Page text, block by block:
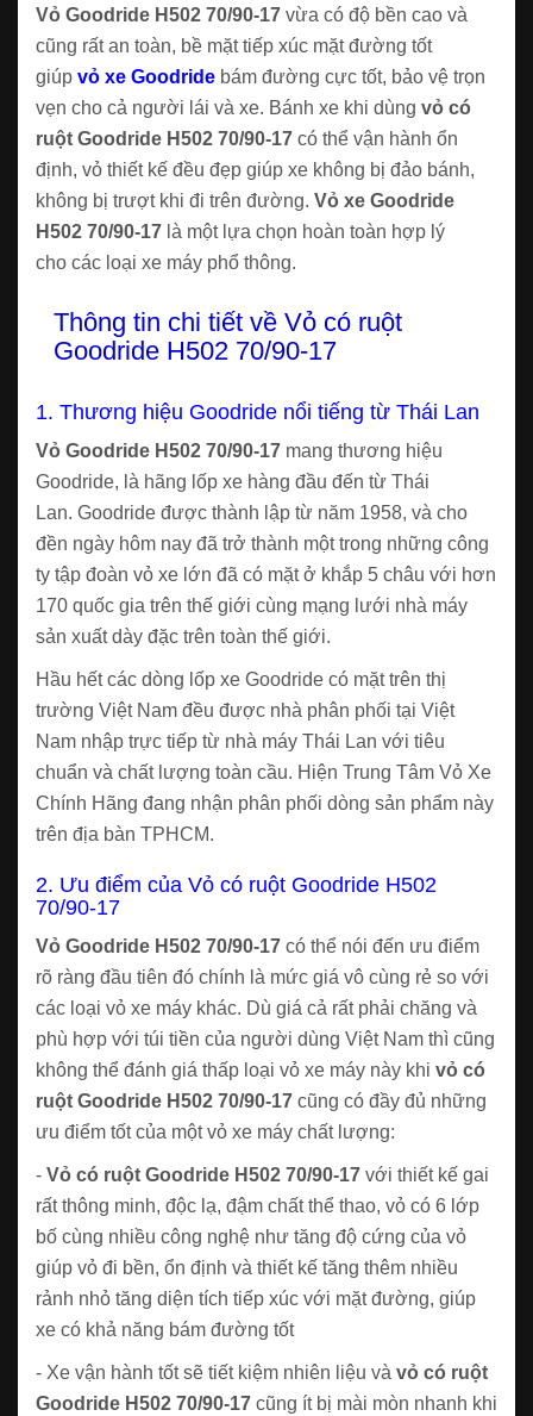
Vỏ Goodride H502 70/90-17 vừa có độ bền cao và
cũng rất an toàn, bề mặt tiếp xúc mặt đường tốt
giúp vỏ xe Goodride bám đường cực tốt, bảo vệ trọn
vẹn cho cả người lái và xe. Bánh xe khi dùng vỏ có
ruột Goodride H502 70/90-17 có thể vận hành ổn
định, vỏ thiết kế đều đẹp giúp xe không bị đảo bánh,
không bị trượt khi đi trên đường. Vỏ xe Goodride
H502 70/90-17 là một lựa chọn hoàn toàn hợp lý
cho các loại xe máy phổ thông.
Thông tin chi tiết về Vỏ có ruột
Goodride H502 70/90-17
1. Thương hiệu Goodride nổi tiếng từ Thái Lan
Vỏ Goodride H502 70/90-17 mang thương hiệu
Goodride, là hãng lốp xe hàng đầu đến từ Thái
Lan. Goodride được thành lập từ năm 1958, và cho
đền ngày hôm nay đã trở thành một trong những công
ty tập đoàn vỏ xe lớn đã có mặt ở khắp 5 châu với hơn
170 quốc gia trên thế giới cùng mạng lưới nhà máy
sản xuất dày đặc trên toàn thế giới.
Hầu hết các dòng lốp xe Goodride có mặt trên thị
trường Việt Nam đều được nhà phân phối tại Việt
Nam nhập trực tiếp từ nhà máy Thái Lan với tiêu
chuẩn và chất lượng toàn cầu. Hiện Trung Tâm Vỏ Xe
Chính Hãng đang nhận phân phối dòng sản phẩm này
trên địa bàn TPHCM.
2. Ưu điểm của Vỏ có ruột Goodride H502
70/90-17
Vỏ Goodride H502 70/90-17 có thể nói đến ưu điểm
rõ ràng đầu tiên đó chính là mức giá vô cùng rẻ so với
các loại vỏ xe máy khác. Dù giá cả rất phải chăng và
phù hợp với túi tiền của người dùng Việt Nam thì cũng
không thể đánh giá thấp loại vỏ xe máy này khi vỏ có
ruột Goodride H502 70/90-17 cũng có đầy đủ những
ưu điểm tốt của một vỏ xe máy chất lượng:
- Vỏ có ruột Goodride H502 70/90-17 với thiết kế gai
rất thông minh, độc lạ, đậm chất thể thao, vỏ có 6 lớp
bố cùng nhiều công nghệ như tăng độ cứng của vỏ
giúp vỏ đi bền, ổn định và thiết kế tăng thêm nhiều
rảnh nhỏ tăng diện tích tiếp xúc với mặt đường, giúp
xe có khả năng bám đường tốt
- Xe vận hành tốt sẽ tiết kiệm nhiên liệu và vỏ có ruột
Goodride H502 70/90-17 cũng ít bị mài mòn nhanh khi